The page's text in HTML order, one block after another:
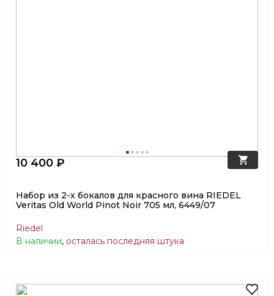
10 400 ₽
Набор из 2-х бокалов для красного вина RIEDEL
Veritas Old World Pinot Noir 705 мл, 6449/07
Riedel
В наличии, осталась последняя штука